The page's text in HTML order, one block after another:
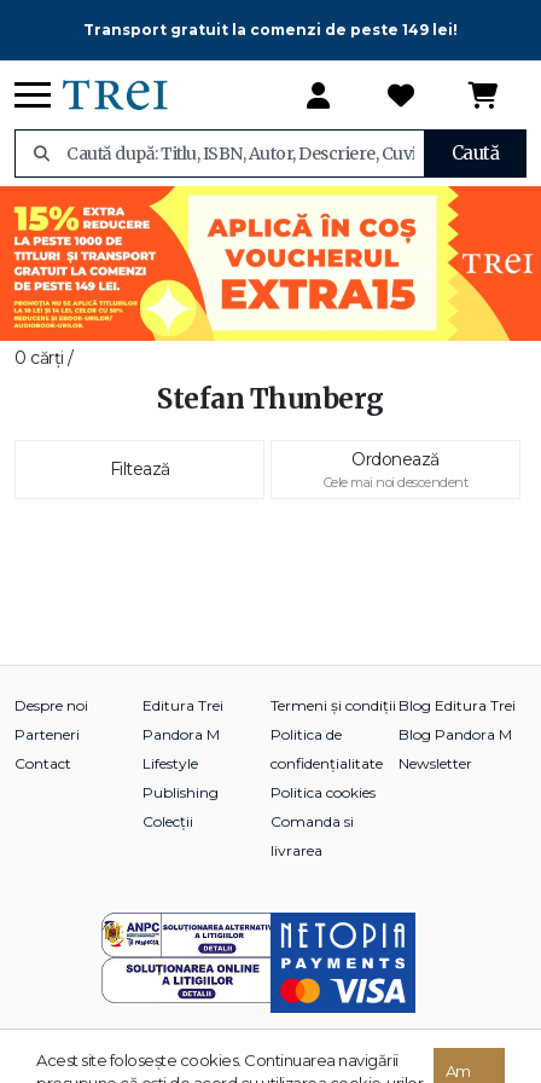
Transport gratuit la comenzi de peste 149 lei!
Caută
0 cărți /
Stefan Thunberg
Filtează Ordonează
Cele mai noi descendent
Despre noi
Parteneri
Contact
Editura Trei
Pandora M
Lifestyle
Publishing
Colecții
Termeni și condiții
Politica de
confidențialitate
Politica cookies
Comanda si
livrarea
Blog Editura Trei
Blog Pandora M
Newsletter
© 2026 Grupul Editorial TREI. Toate drepturile rezervate.
Acest site foloseşte cookies. Continuarea navigării
Am